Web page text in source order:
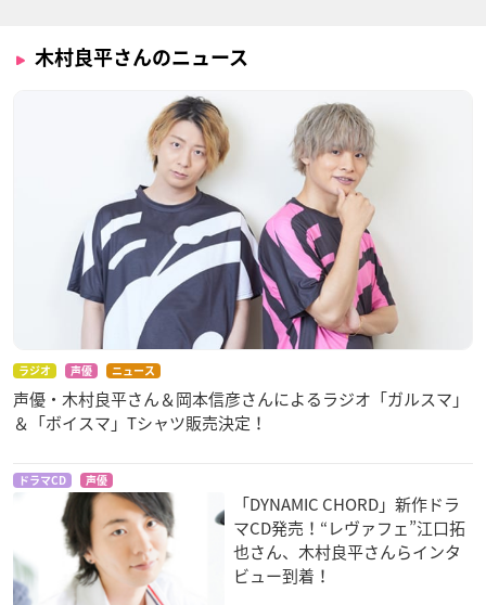
木村良平さんのニュース
ラジオ 声優 ニュース
声優・木村良平さん＆岡本信彦さんによるラジオ「ガルスマ」
＆「ボイスマ」Tシャツ販売決定！
ドラマCD 声優
「DYNAMIC CHORD」新作ドラ
マCD発売！“レヴァフェ”江口拓
也さん、木村良平さんらインタ
ビュー到着！